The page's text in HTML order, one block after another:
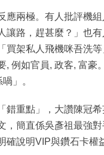
應兩極。有人批評機組
讓路，趕甚麼？」也
買架私人飛機咪吾洗
, 例如官員, 政客, 富豪
」。
錯重點」，大讚陳冠
，簡直係吳彥祖最強
確說明VIP與鑽石卡權